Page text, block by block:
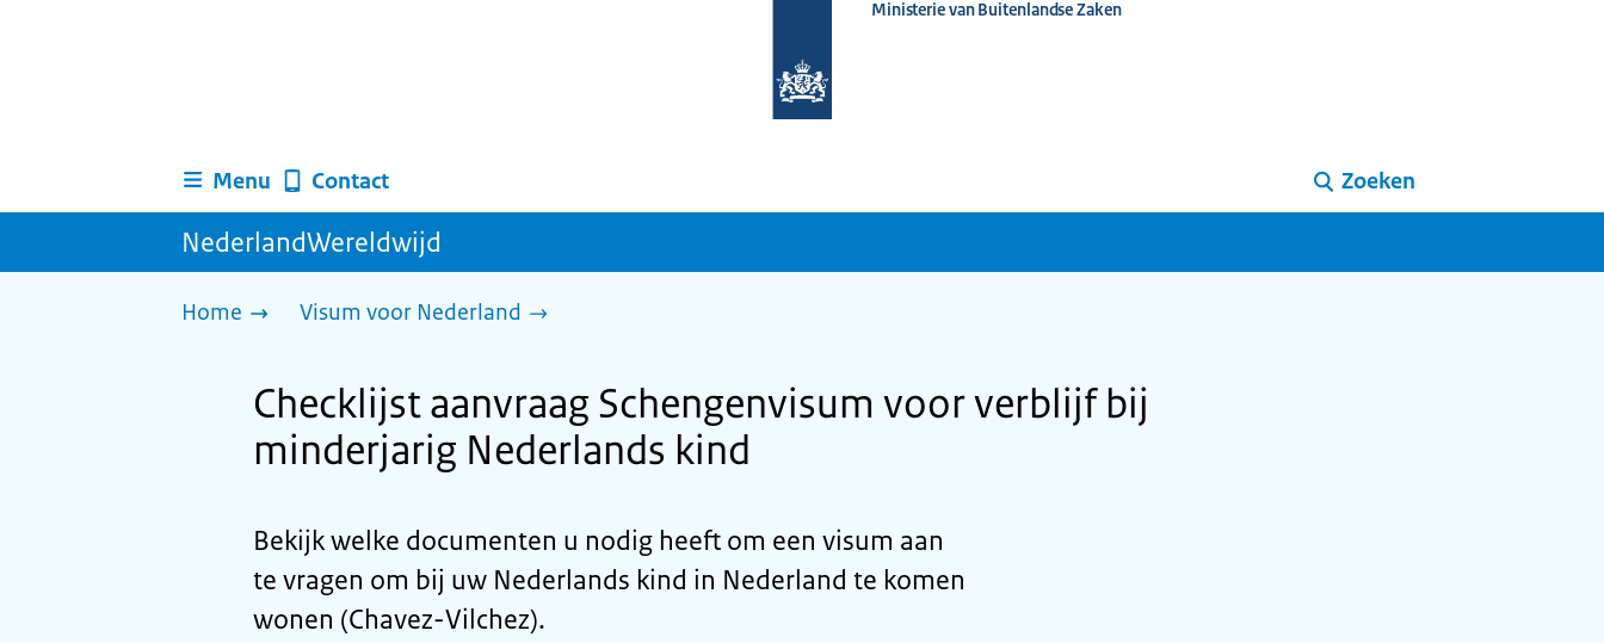
homepage
Ministerie van Buitenlandse Zaken
Menu Contact Zoeken
NederlandWereldwijd
Home Visum voor Nederland
Checklijst aanvraag Schengenvisum voor verblijf bij
minderjarig Nederlands kind
Bekijk welke documenten u nodig heeft om een visum aan
te vragen om bij uw Nederlands kind in Nederland te komen
wonen (Chavez-Vilchez).